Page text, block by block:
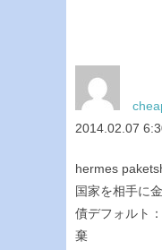
2014.02.07
hermes
国家を相手に
債デフォルト
棄